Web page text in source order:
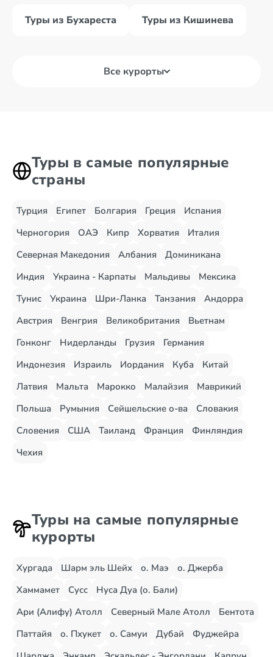
Туры из Бухареста Туры из Кишинева
Все курорты
Туры в самые популярные
страны
Турция Египет Болгария Греция
Испания
Черногория
ОАЭ Кипр Хорватия
Италия
Северная Македония
Албания
Доминикана
Индия
Украина - Карпаты Мальдивы
Мексика
Тунис
Украина Шри-Ланка Танзания
Андорра
Австрия
Венгрия Великобритания
Вьетнам
Гонконг
Нидерланды Грузия
Германия
Индонезия
Израиль Иордания Куба
Китай
Латвия
Мальта Марокко Малайзия
Маврикий
Польша
Румыния Сейшельские о-ва
Словакия
Словения
США Таиланд Франция
Финляндия
Чехия
Туры на самые популярные
курорты
Хургада Шарм эль Шейх о. Маэ
о. Джерба
Хаммамет
Сусс
Нуса Дуа (о. Бали)
Ари (Алифу) Атолл
Северный Мале Атолл
Бентота
Паттайя
о. Пхукет о. Самуи Дубай
Фуджейра